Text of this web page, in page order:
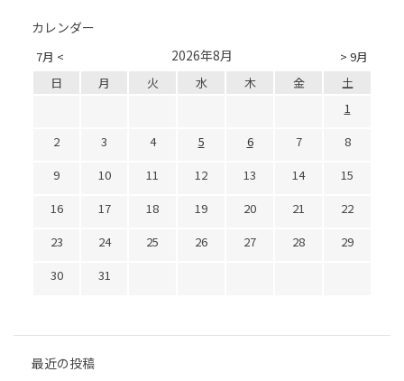
カレンダー
7月 < > 9月
2026年8月
日 月 火 水 木 金
土
1
2
3 4 5 6 7
8
9
10 11 12 13 14
15
16
17 18 19 20 21
22
23
24 25 26 27 28
29
30
31
最近の投稿